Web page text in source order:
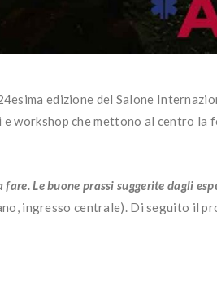
edizione del Salone
workshop che mettono al centro la
Le buone prassi suggerite dagli
ingresso centrale). Di seguito il